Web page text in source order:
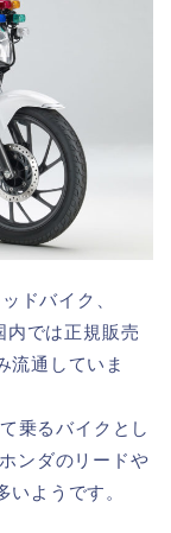
ドバイク、
内では正規販売
流通していま
乗るバイクとし
ンダのリードや
ようです。